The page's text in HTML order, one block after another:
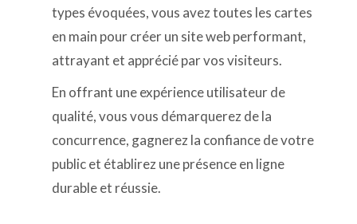
types évoquées, vous avez toutes les cartes
en main pour créer un site web performant,
attrayant et apprécié par vos visiteurs.
En offrant une expérience utilisateur de
qualité, vous vous démarquerez de la
concurrence, gagnerez la confiance de votre
public et établirez une présence en ligne
durable et réussie.